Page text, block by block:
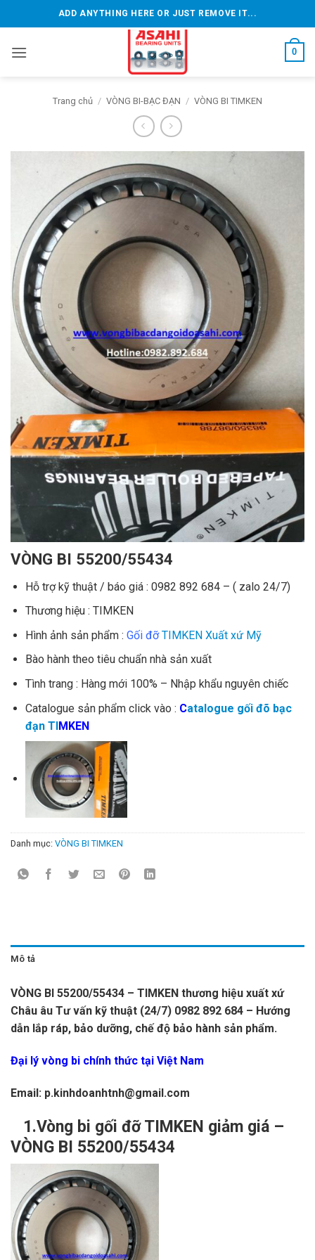
qua
dung
ADD ANYTHING HERE OR JUST REMOVE IT...
0
Trang chủ / VÒNG BI-BẠC ĐẠN / VÒNG BI TIMKEN
VÒNG BI 55200/55434
Hỗ trợ kỹ thuật / báo giá : 0982 892 684 – ( zalo 24/7)
Thương hiệu : TIMKEN
Hình ảnh sản phẩm : Gối đỡTIMKEN Xuất xứ Mỹ
Bào hành theo tiêu chuẩn nhà sản xuất
Tình trang : Hàng mới 100% – Nhập khẩu nguyên chiếc
Catalogue sản phẩm click vào : Catalogue gối đõ bạc
đạn TIMKEN
Danh mục: VÒNG BI TIMKEN
Mô tả
VÒNG BI 55200/55434 – TIMKEN thương hiệu xuất xứ
Châu âu Tư vấn kỹ thuật (24/7) 0982 892 684 – Hướng
dẫn lắp ráp, bảo dưỡng, chế độ bảo hành sản phẩm.
Đại lý vòng bi chính thức tại Việt Nam
Email: p.kinhdoanhtnh@gmail.com
1.Vòng bi gối đỡ TIMKEN giảm giá –
VÒNG BI 55200/55434